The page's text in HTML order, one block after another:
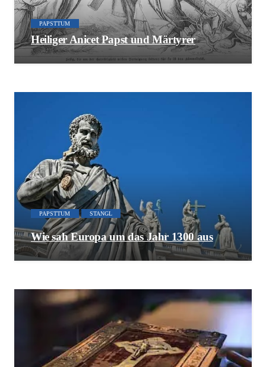
PAPSTTUM
Heiliger Anicet Papst und Märtyrer
PAPSTTUM STANGL
Wie sah Europa um das Jahr 1300 aus